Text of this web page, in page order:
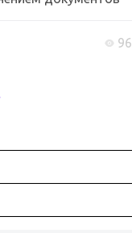
96